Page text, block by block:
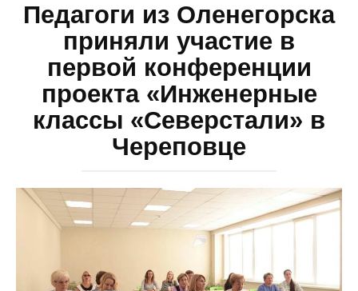
Педагоги из Оленегорска
приняли участие в
первой конференции
проекта «Инженерные
классы «Северстали» в
Череповце